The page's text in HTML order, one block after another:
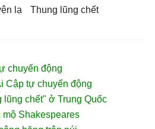
lạ
thung lũng chết
chuyển động
Cập tự chuyển động
lũng chết" ở Trung Quốc
Shakespeares